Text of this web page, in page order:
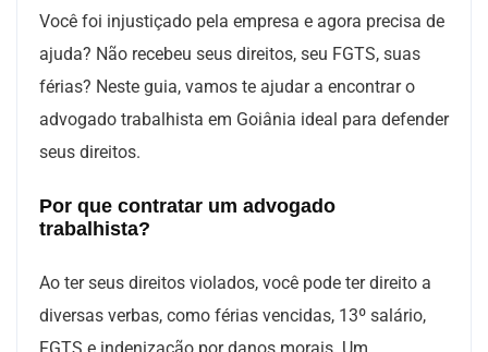
Você foi injustiçado pela empresa e agora precisa de
ajuda? Não recebeu seus direitos, seu FGTS, suas
férias? Neste guia, vamos te ajudar a encontrar o
advogado trabalhista em Goiânia ideal para defender
seus direitos.
Por que contratar um advogado
trabalhista?
Ao ter seus direitos violados, você pode ter direito a
diversas verbas, como férias vencidas, 13º salário,